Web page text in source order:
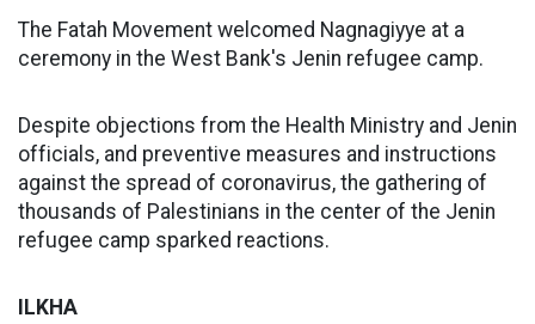
The Fatah Movement welcomed Nagnagiyye at a
ceremony in the West Bank's Jenin refugee camp.
Despite objections from the Health Ministry and Jenin
officials, and preventive measures and instructions
against the spread of coronavirus, the gathering of
thousands of Palestinians in the center of the Jenin
refugee camp sparked reactions.
ILKHA